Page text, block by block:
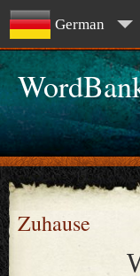
German
Zuhause